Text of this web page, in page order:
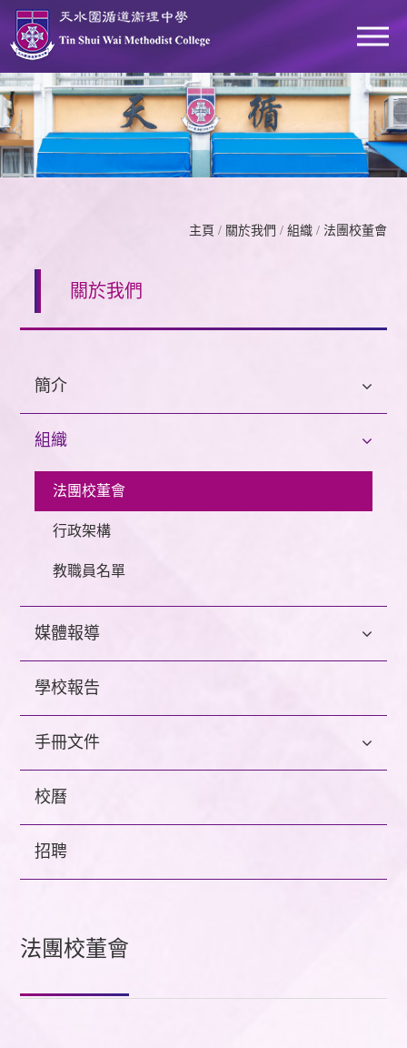
主頁 / 關於我們 / 組織 / 法團校董會
關於我們
簡介
組織
法團校董會
行政架構
教職員名單
媒體報導
學校報告
手冊文件
校曆
招聘
法團校董會